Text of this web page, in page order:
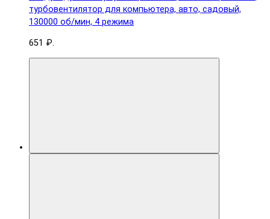
турбовентилятор для компьютера, авто, садовый,
130000 об/мин, 4 режима
651 ₽.